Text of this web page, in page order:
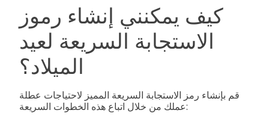
كيف يمكنني إنشاء رموز
الاستجابة السريعة لعيد
الميلاد؟
قم بإنشاء رمز الاستجابة السريعة المميز لاحتياجات عطلة
عملك من خلال اتباع هذه الخطوات السريعة: